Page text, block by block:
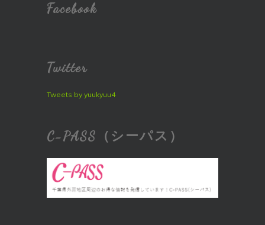
Facebook
Twitter
Tweets by yuukyuu4
C-PASS（シーパス）